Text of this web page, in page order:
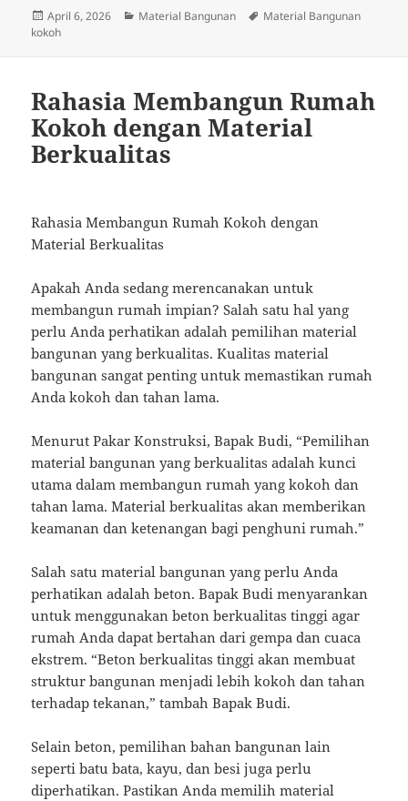
Posted
on
April 6, 2026 Categories
Material Bangunan Tags
Material Bangunan
kokoh
Rahasia Membangun Rumah
Kokoh dengan Material
Berkualitas
Rahasia Membangun Rumah Kokoh dengan
Material Berkualitas
Apakah Anda sedang merencanakan untuk
membangun rumah impian? Salah satu hal yang
perlu Anda perhatikan adalah pemilihan material
bangunan yang berkualitas. Kualitas material
bangunan sangat penting untuk memastikan rumah
Anda kokoh dan tahan lama.
Menurut Pakar Konstruksi, Bapak Budi, “Pemilihan
material bangunan yang berkualitas adalah kunci
utama dalam membangun rumah yang kokoh dan
tahan lama. Material berkualitas akan memberikan
keamanan dan ketenangan bagi penghuni rumah.”
Salah satu material bangunan yang perlu Anda
perhatikan adalah beton. Bapak Budi menyarankan
untuk menggunakan beton berkualitas tinggi agar
rumah Anda dapat bertahan dari gempa dan cuaca
ekstrem. “Beton berkualitas tinggi akan membuat
struktur bangunan menjadi lebih kokoh dan tahan
terhadap tekanan,” tambah Bapak Budi.
Selain beton, pemilihan bahan bangunan lain
seperti batu bata, kayu, dan besi juga perlu
diperhatikan. Pastikan Anda memilih material